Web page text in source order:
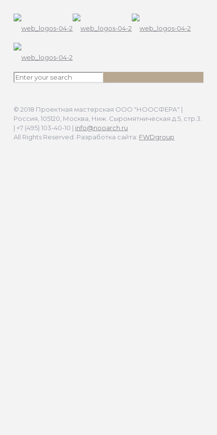
© 2018 Проектная мастерская ООО "НООСФЕРА" |
Россия, 105120, Москва, Ниж. Сыромятническая д.5, стр.3.
| +7 (495) 103-40-10 | info@nooarch.ru
All Rights Reserved. Разработка сайта: FWDgroup